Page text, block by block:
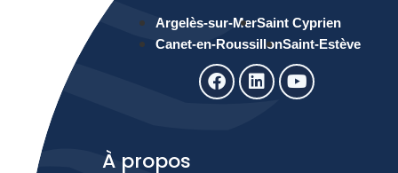
Argelès-sur-MerSaint Cyprien
Canet-en-RoussillonSaint-Estève
À propos